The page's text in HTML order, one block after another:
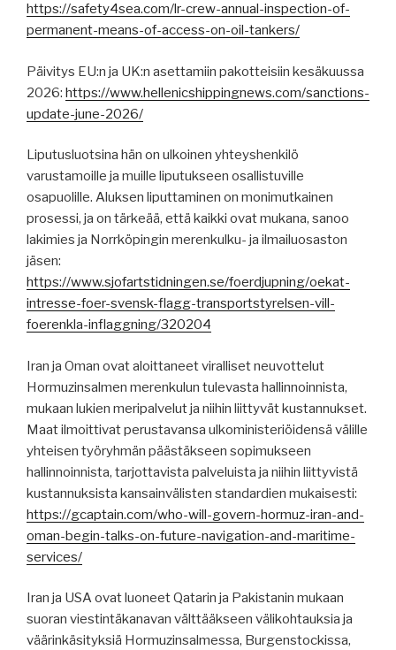
https://safety4sea.com/lr-crew-annual-inspection-of-
permanent-means-of-access-on-oil-tankers/
Päivitys EU:n ja UK:n asettamiin pakotteisiin kesäkuussa
2026: https://www.hellenicshippingnews.com/sanctions-
update-june-2026/
Liputusluotsina hän on ulkoinen yhteyshenkilö
varustamoille ja muille liputukseen osallistuville
osapuolille. Aluksen liputtaminen on monimutkainen
prosessi, ja on tärkeää, että kaikki ovat mukana, sanoo
lakimies ja Norrköpingin merenkulku- ja ilmailuosaston
jäsen:
https://www.sjofartstidningen.se/foerdjupning/oekat-
intresse-foer-svensk-flagg-transportstyrelsen-vill-
foerenkla-inflaggning/320204
Iran ja Oman ovat aloittaneet viralliset neuvottelut
Hormuzinsalmen merenkulun tulevasta hallinnoinnista,
mukaan lukien meripalvelut ja niihin liittyvät kustannukset.
Maat ilmoittivat perustavansa ulkoministeriöidensä välille
yhteisen työryhmän päästäkseen sopimukseen
hallinnoinnista, tarjottavista palveluista ja niihin liittyvistä
kustannuksista kansainvälisten standardien mukaisesti:
https://gcaptain.com/who-will-govern-hormuz-iran-and-
oman-begin-talks-on-future-navigation-and-maritime-
services/
Iran ja USA ovat luoneet Qatarin ja Pakistanin mukaan
suoran viestintäkanavan välttääkseen välikohtauksia ja
väärinkäsityksiä Hormuzinsalmessa, Burgenstockissa,